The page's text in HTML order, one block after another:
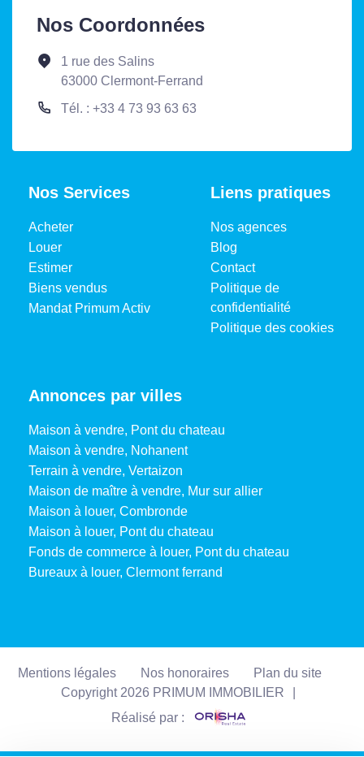
Nos Coordonnées
1 rue des Salins
63000 Clermont-Ferrand
Tél. : +33 4 73 93 63 63
Nos Services
Acheter
Louer
Estimer
Biens vendus
Mandat Primum Activ
Liens pratiques
Nos agences
Blog
Contact
Politique de
confidentialité
Politique des cookies
Annonces par villes
Maison à vendre, Pont du chateau
Maison à vendre, Nohanent
Terrain à vendre, Vertaizon
Maison de maître à vendre, Mur sur allier
Maison à louer, Combronde
Maison à louer, Pont du chateau
Fonds de commerce à louer, Pont du chateau
Bureaux à louer, Clermont ferrand
Mentions légales Nos honoraires
Plan du site
Copyright 2026 PRIMUM IMMOBILIER
Réalisé par :